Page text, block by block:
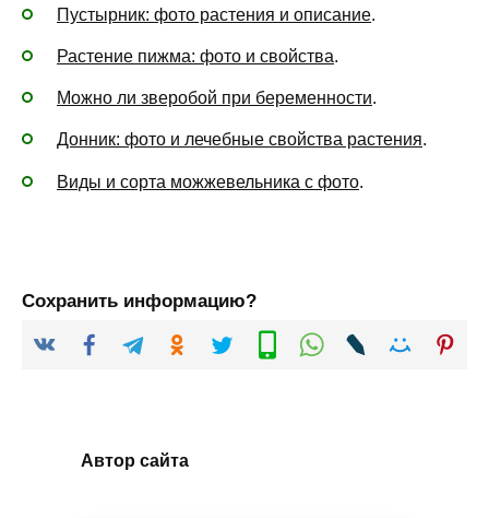
Пустырник: фото растения и описание.
Растение пижма: фото и свойства.
Можно ли зверобой при беременности.
Донник: фото и лечебные свойства растения.
Виды и сорта можжевельника с фото.
Сохранить информацию?
Автор сайта